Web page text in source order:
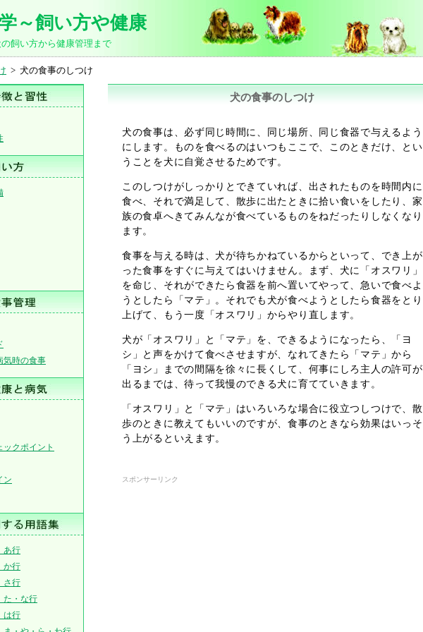
～飼い方や健康
飼い方から健康管理まで
> 犬の食事のしつけ
犬の食事のしつけ
犬の食事は、必ず同じ時間に、同じ場所、同じ食器で与えるよう
にします。ものを食べるのはいつもここで、このときだけ、とい
うことを犬に自覚させるためです。
このしつけがしっかりとできていれば、出されたものを時間内に
食べ、それで満足して、散歩に出たときに拾い食いをしたり、家
族の食卓へきてみんなが食べているものをねだったりしなくなり
ます。
食事を与える時は、犬が待ちかねているからといって、でき上が
った食事をすぐに与えてはいけません。まず、犬に「オスワリ」
を命じ、それができたら食器を前へ置いてやって、急いで食べよ
うとしたら「マテ」。それでも犬が食べようとしたら食器をとり
上げて、もう一度「オスワリ」からやり直します。
犬が「オスワリ」と「マテ」を、できるようになったら、「ヨ
シ」と声をかけて食べさせますが、なれてきたら「マテ」から
「ヨシ」までの間隔を徐々に長くして、何事にしろ主人の許可が
出るまでは、待って我慢のできる犬に育てていきます。
「オスワリ」と「マテ」はいろいろな場合に役立つしつけで、散
歩のときに教えてもいいのですが、食事のときなら効果はいっそ
う上がるといえます。
スポンサーリンク
気時の食事
クポイント
ン
あ行
か行
さ行
・な行
は行